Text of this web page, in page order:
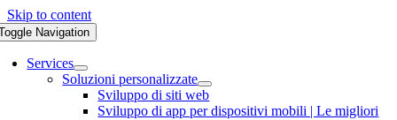
Skip to content
Navigation
Services
Soluzioni personalizzate
Sviluppo di siti web
Sviluppo di app per dispositivi mobili | Le migliori